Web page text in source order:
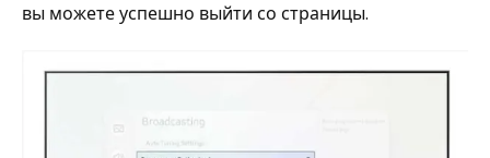
вы можете успешно выйти со страницы.